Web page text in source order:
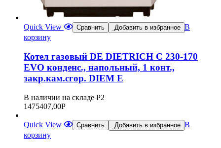
Quick View Сравнить Добавить в избранное В
корзину
Котел газовый DE DIETRICH C 230-170
EVO конденс., напольный, 1 конт.,
закр.кам.сгор. DIEM E
В наличии на складе Р2
1475407,00Р
Quick View Сравнить Добавить в избранное В
корзину